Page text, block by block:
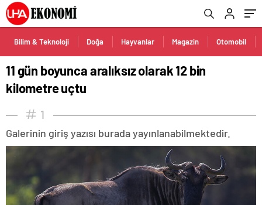
Bilim & Teknoloji Doğa Hayvanlar Magazin Otomobil
11 gün boyunca aralıksız olarak 12 bin
kilometre uçtu
1
Galerinin giriş yazısı burada yayınlanabilmektedir.